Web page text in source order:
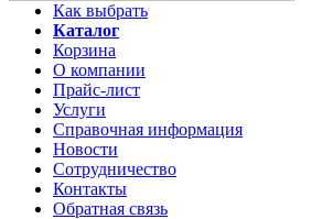
Как выбрать
Каталог
Корзина
О компании
Прайс-лист
Услуги
Справочная информация
Новости
Сотрудничество
Контакты
Обратная связь